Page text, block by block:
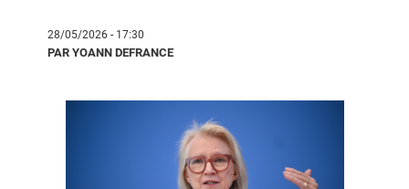
28/05/2026 - 17:30
PAR YOANN DEFRANCE